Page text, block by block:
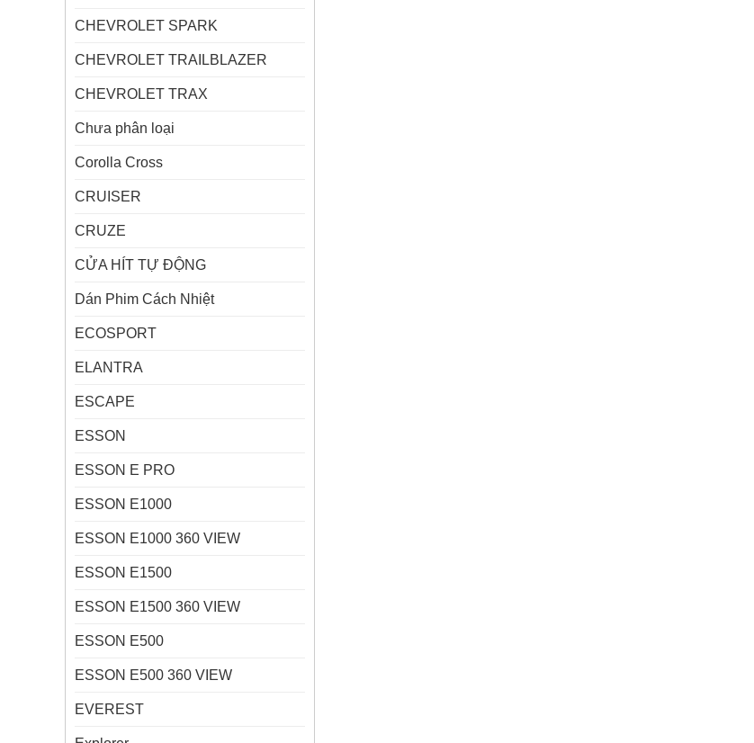
CHEVROLET SPARK
CHEVROLET TRAILBLAZER
CHEVROLET TRAX
Chưa phân loại
Corolla Cross
CRUISER
CRUZE
CỬA HÍT TỰ ĐỘNG
Dán Phim Cách Nhiệt
ECOSPORT
ELANTRA
ESCAPE
ESSON
ESSON E PRO
ESSON E1000
ESSON E1000 360 VIEW
ESSON E1500
ESSON E1500 360 VIEW
ESSON E500
ESSON E500 360 VIEW
EVEREST